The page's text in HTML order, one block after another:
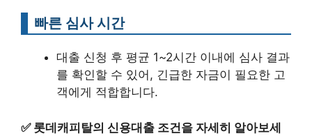
빠른 심사 시간
대출 신청 후 평균 1~2시간 이내에 심사 결과
를 확인할 수 있어, 긴급한 자금이 필요한 고
객에게 적합합니다.
✅ 롯데캐피탈의 신용대출 조건을 자세히 알아보세